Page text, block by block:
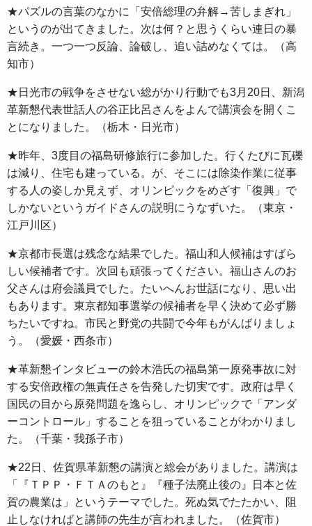
★パズルの言葉のなかに「安倍総理の弁解→苦しまぎれ」
というのが出てきました。次は何？と思うくらい連日の暴
言続き。一つ一つ反論、論破し、追い詰めなくては。（高
知市）
★日光市の戦争をさせない総がかり行動でも3月20日、新潟
革新懇代表世話人の谷正比呂さんをよんで講演会を開くこ
とになりました。（栃木・日光市）
★昨年、3度目の福島研修旅行に参加した。行くたびに瓦礫
は減り、住宅も建っている。が、そこには除染作業に従事
する人の姿しか見えず、オリンピックをめざす「復興」で
しかないというガイドさんの説明にうなずいた。（東京・
江戸川区）
★京都市長選は残念な結果でした。福山和人候補はすばら
しい候補者です。次回も頑張ってください。福山さんのお
父さんは府会議員でした。たいへんお世話になり、思い出
もあります。東京都知事選挙の候補者を早く決めて必ず勝
ちたいですね。市民と野党の共闘で今年もがんばりましょ
う。（愛媛・西条市）
★革新懇インタビューの鈴木浩氏の福島第一原発事故に対
する安倍政権の無責任さを告発した切実です。政府は早く
国民の目から原発問題を逸らし、オリンピックで「アンダ
ーコントロール」することを狙っていることがわかりまし
た。（千葉・我孫子市）
★22日、佐賀県革新懇の講演と総会がありました。講演は
「『ＴＰＰ・ＦＴＡのもと』『種子法廃止後の』日本と佐
賀の農業は」というテーマでした。死ぬ気でたたかい、阻
止しなければと講師の先生が言われました。（佐賀市）